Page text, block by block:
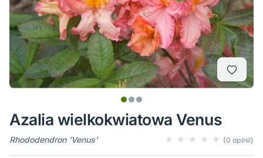
Azalia wielkokwiatowa Venus
Rhododendron 'Venus' (0 opinii)